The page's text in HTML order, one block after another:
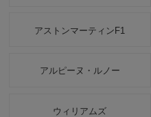
アストンマーティンF1
アルピーヌ・ルノー
ウィリアムズ